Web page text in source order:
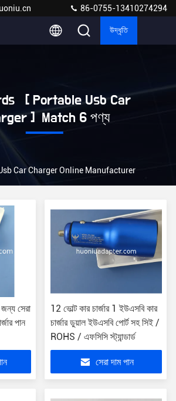
86-0755-13410274294
উদ্ধৃতি
[ Portable Usb Car
] Match 6 পণ্য
Car Charger Online Manufacturer
জন্য সেরা
পান
12 ভোল্ট কার চার্জার 1 ইউএসবি কার
চার্জার ডুয়াল ইউএসবি পোর্ট সহ সিই /
ROHS / এফসিসি স্ট্যান্ডার্ড
সেরা দাম পান